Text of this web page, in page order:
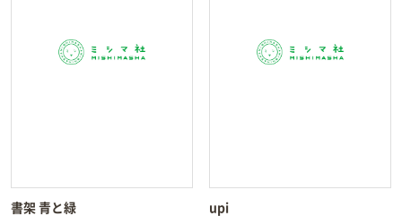
書架 青と緑 upi